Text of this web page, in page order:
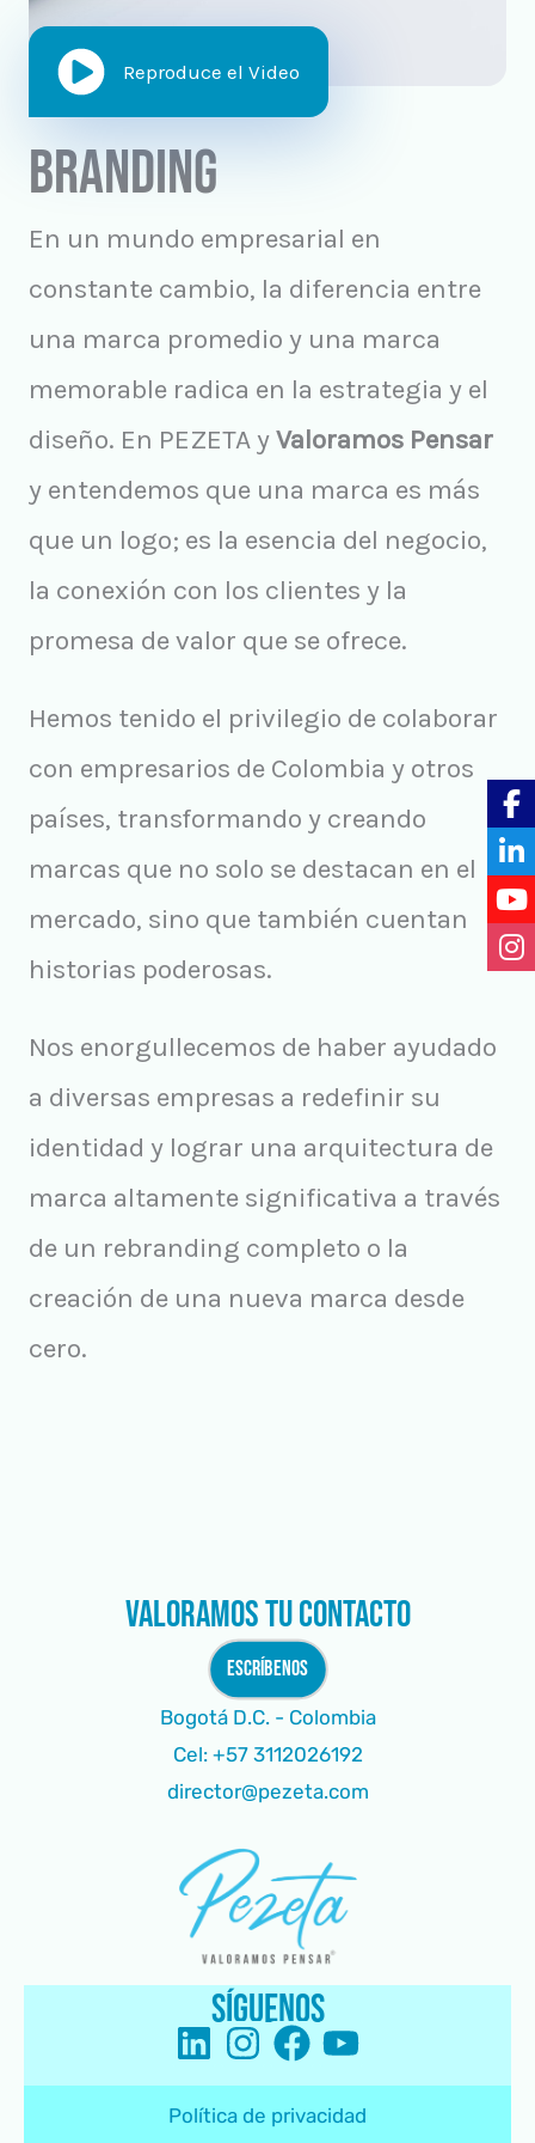
Reproduce el Video
BRANDING
En un mundo empresarial en
constante cambio, la diferencia entre
una marca promedio y una marca
memorable radica en la estrategia y el
diseño. En PEZETA yValoramos Pensar
y entendemos que una marca es más
que un logo; es la esencia del negocio,
la conexión con los clientes y la
promesa de valor que se ofrece.
Hemos tenido el privilegio de colaborar
con empresarios de Colombia y otros
países, transformando y creando
marcas que no solo se destacan en el
mercado, sino que también cuentan
historias poderosas.
Nos enorgullecemos de haber ayudado
a diversas empresas a redefinir su
identidad y lograr una arquitectura de
marca altamente significativa a través
de un rebranding completo o la
creación de una nueva marca desde
cero.
Valoramos tu contacto
ESCRÍBENOS
Bogotá D.C. - Colombia
Cel: +57 3112026192
director@pezeta.com
síguenos
L
i
I
n
F
a
Y
o
Política de privacidad